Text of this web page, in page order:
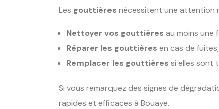
Les gouttières nécessitent une attention
Nettoyer vos gouttières au moins une
Réparer les gouttières en cas de
Remplacer les gouttières si elles sont
Si vous remarquez des signes de
rapides et efficaces à Bouaye.